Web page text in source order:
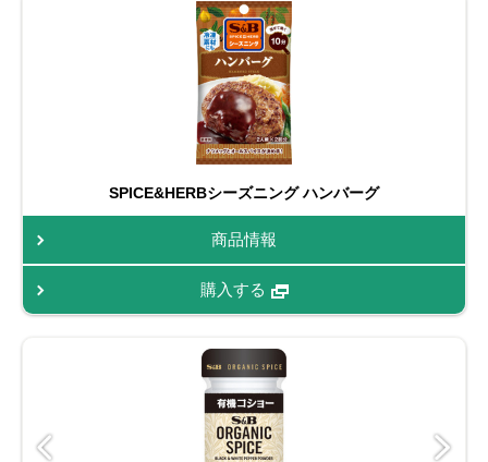
SPICE&HERBシーズニング ハンバーグ
商品情報
購入する